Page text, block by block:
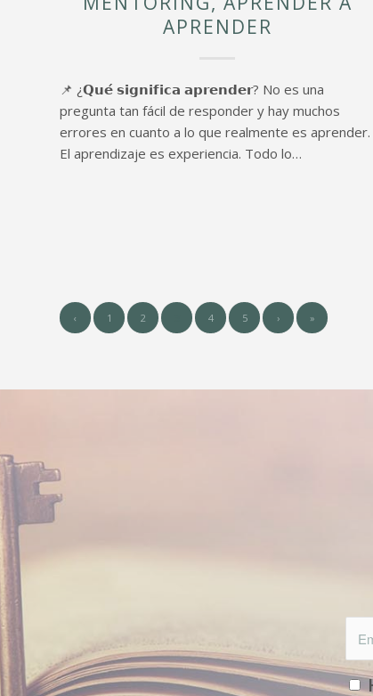
APRENDER
📌 ¿𝗤𝘂𝗲́ 𝘀𝗶𝗴𝗻𝗶𝗳𝗶𝗰𝗮 𝗮𝗽𝗿𝗲𝗻𝗱𝗲𝗿? No es una
pregunta tan fácil de responder y hay muchos
errores en cuanto a lo que realmente es aprender.
El aprendizaje es experiencia. Todo lo…
‹ 1 2 4 5 › »